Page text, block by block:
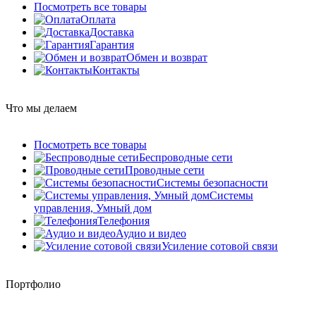
Посмотреть все товары
Оплата
Доставка
Гарантия
Обмен и возврат
Контакты
Что мы делаем
Посмотреть все товары
Беспроводные сети
Проводные сети
Системы безопасности
Системы
управления, Умный дом
Телефония
Аудио и видео
Усиление сотовой связи
Портфолио